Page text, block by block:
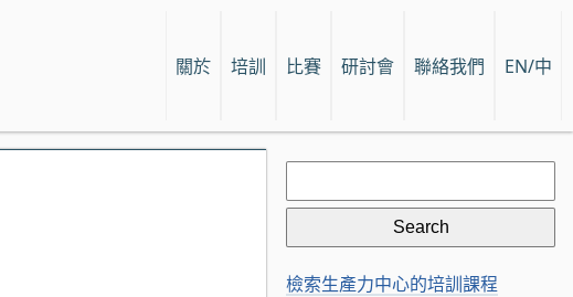
關於 培訓 比賽 研討會 聯絡我們 EN/中
Search
for:
檢索生產力中心的培訓課程